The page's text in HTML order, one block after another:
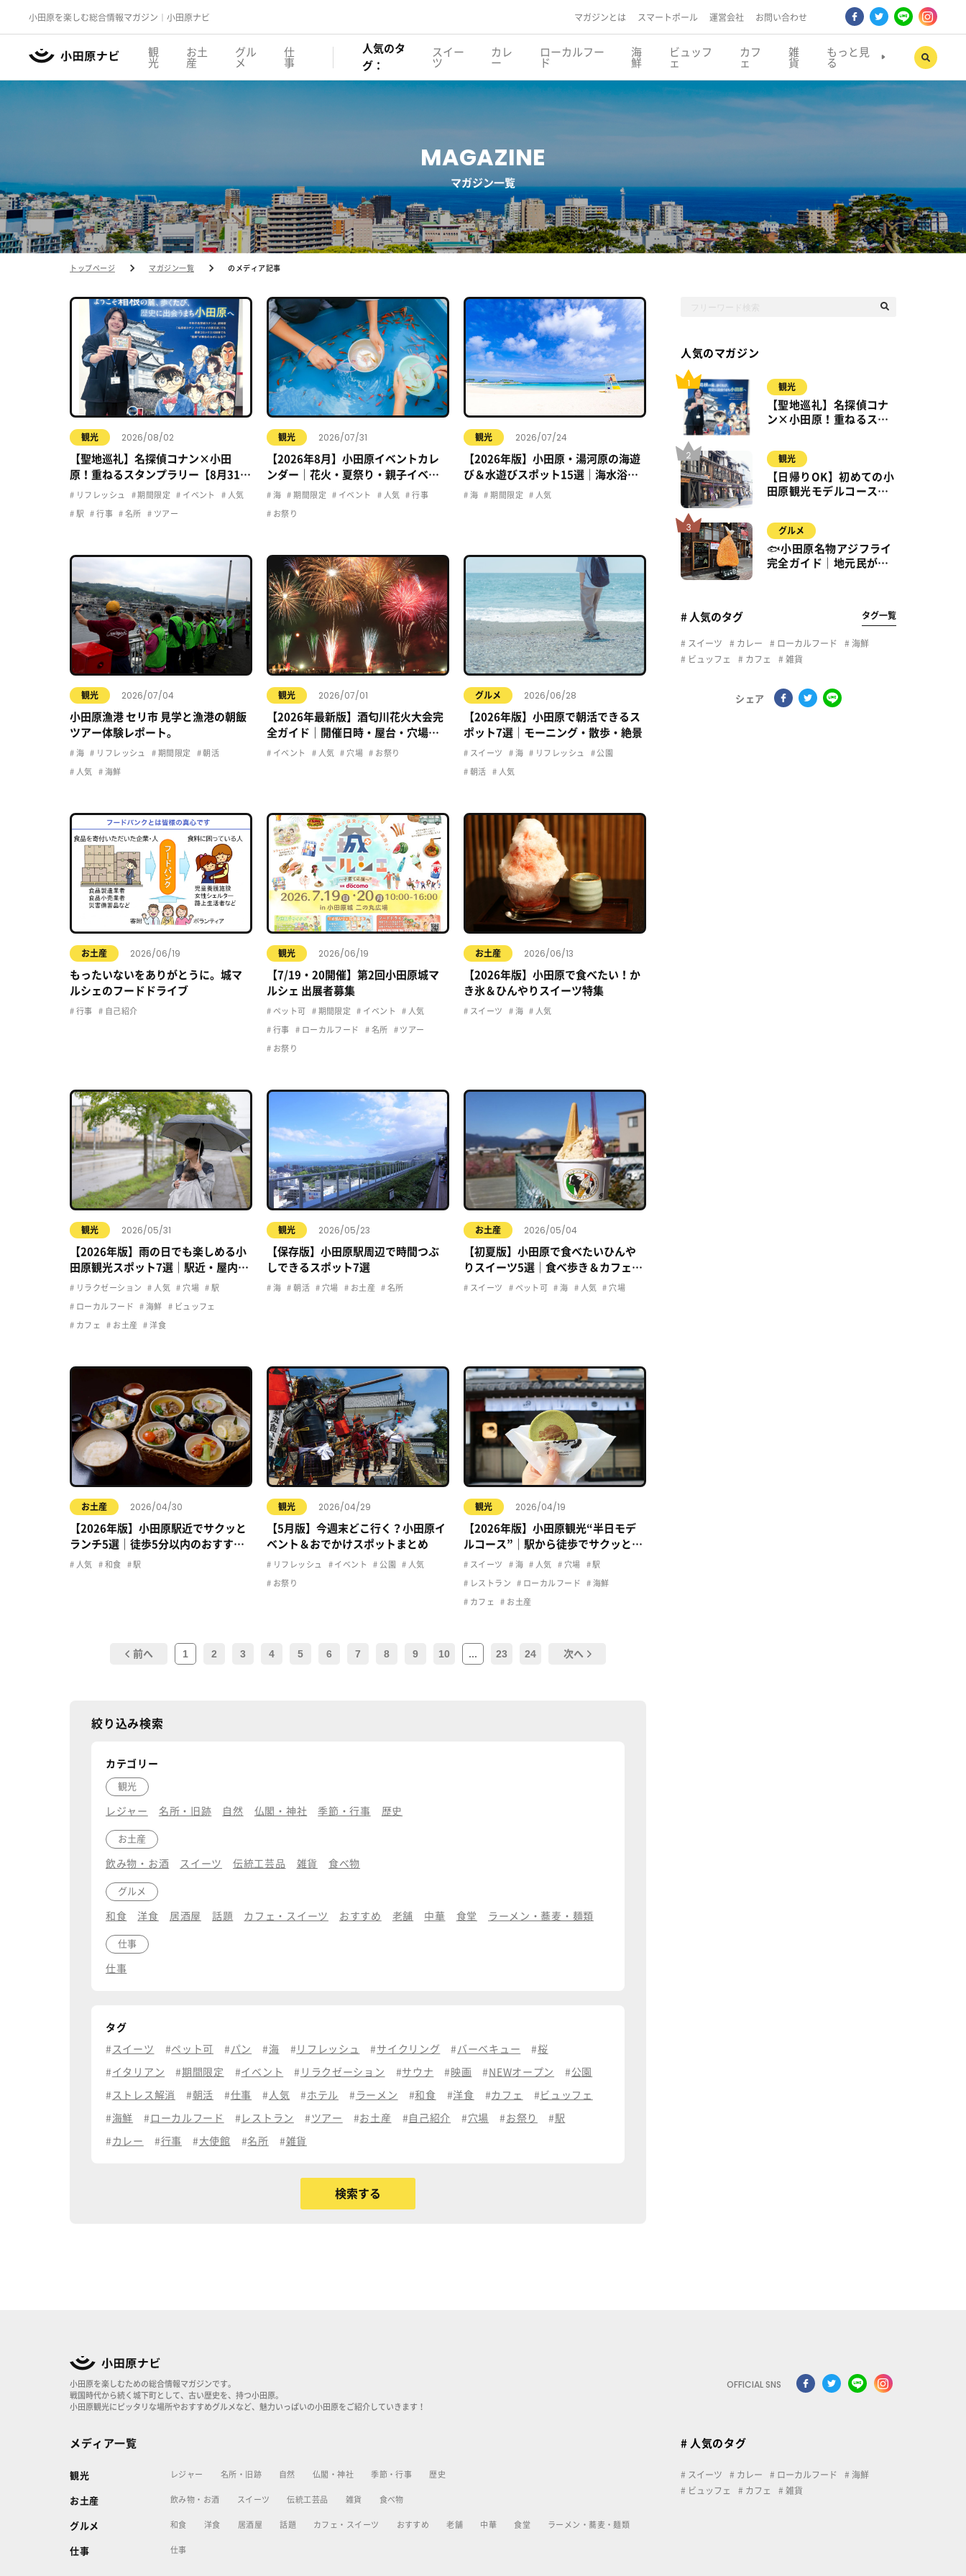
小田原を楽しむ総合情報マガジン｜小田原ナビ マガジンとは スマートポール 運営会社 お問い合わせ
観
光
お土
産
グル
メ
仕
事
人気のタ
グ：
スイー
ツ
カレ
ー
ローカルフー
ド
海
鮮
ビュッフ
ェ
カフ
ェ
雑
貨
もっと見
る
MAGAZINE
マガジン一覧
トップページ マガジン一覧 のメディア記事
観光 2026/08/02
【聖地巡礼】名探偵コナン×小田
原！重ねるスタンプラリー【8月31日
まで】小田原・箱根・湯河原
リフレッシュ 期間限定 イベント 人気
駅 行事 名所 ツアー
観光 2026/07/31
【2026年8月】小田原イベントカレ
ンダー｜花火・夏祭り・親子イベン
ト・夏休みおでかけ情報まとめ
海 期間限定 イベント 人気 行事
お祭り
観光 2026/07/24
【2026年版】小田原・湯河原の海遊
び＆水遊びスポット15選｜海水浴・
プール・子ども向け完全ガイド
海 期間限定 人気
観光 2026/07/04
小田原漁港 セリ市 見学と漁港の朝飯
ツアー体験レポート。
海 リフレッシュ 期間限定 朝活
人気 海鮮
観光 2026/07/01
【2026年最新版】酒匂川花火大会完
全ガイド｜開催日時・屋台・穴場・
駐車場・アクセス情報まとめ
イベント 人気 穴場 お祭り
グルメ 2026/06/28
【2026年版】小田原で朝活できるス
ポット7選｜モーニング・散歩・絶景
スイーツ 海 リフレッシュ 公園
朝活 人気
お土産 2026/06/19
もったいないをありがとうに。城マ
ルシェのフードドライブ
行事 自己紹介
観光 2026/06/19
【7/19・20開催】第2回小田原城マ
ルシェ 出展者募集
ペット可 期間限定 イベント 人気
行事 ローカルフード 名所 ツアー
お祭り
お土産 2026/06/13
【2026年版】小田原で食べたい！か
き氷＆ひんやりスイーツ特集
スイーツ 海 人気
観光 2026/05/31
【2026年版】雨の日でも楽しめる小
田原観光スポット7選｜駅近・屋内・
カフェで快適おでかけ
リラクゼーション 人気 穴場 駅
ローカルフード 海鮮 ビュッフェ
カフェ お土産 洋食
観光 2026/05/23
【保存版】小田原駅周辺で時間つぶ
しできるスポット7選
海 朝活 穴場 お土産 名所
お土産 2026/05/04
【初夏版】小田原で食べたいひんや
りスイーツ5選｜食べ歩き＆カフェま
とめ
スイーツ ペット可 海 人気 穴場
お土産 2026/04/30
【2026年版】小田原駅近でサクッと
ランチ5選｜徒歩5分以内のおすすめ
店まとめ
人気 和食 駅
観光 2026/04/29
【5月版】今週末どこ行く？小田原イ
ベント＆おでかけスポットまとめ
リフレッシュ イベント 公園 人気
お祭り
観光 2026/04/19
【2026年版】小田原観光“半日モデ
ルコース”｜駅から徒歩でサクッと楽
しむおすすめプラン
スイーツ 海 人気 穴場 駅
レストラン ローカルフード 海鮮
カフェ お土産
前へ 1 2 3 4 5 6 7 8 9 10 ... 23 24 次へ
絞り込み検索
カテゴリー
観光
レジャー 名所・旧跡 自然 仏閣・神社 季節・行事 歴史
お土産
飲み物・お酒 スイーツ 伝統工芸品 雑貨 食べ物
グルメ
和食 洋食 居酒屋 話題 カフェ・スイーツ おすすめ 老舗 中華 食堂 ラーメン・蕎麦・麺類
仕事
仕事
タグ
スイーツ ペット可 パン 海 リフレッシュ サイクリング バーベキュー 桜
イタリアン 期間限定 イベント リラクゼーション サウナ 映画 NEWオープン 公園
ストレス解消 朝活 仕事 人気 ホテル ラーメン 和食 洋食 カフェ ビュッフェ
海鮮 ローカルフード レストラン ツアー お土産 自己紹介 穴場 お祭り 駅
カレー 行事 大使館 名所 雑貨
人気のマガジン
観光
【聖地巡礼】名探偵コナ
ン×小田原！重ねるスタ
で】小田原・箱根・湯河
原
観光
【日帰りOK】初めての小
田原観光モデルコース｜
満喫
グルメ
🐟小田原名物アジフライ
完全ガイド｜地元民が通
# 人気のタグ タグ一覧
スイーツ カレー ローカルフード
海鮮
ビュッフェ
カフェ 雑貨
シェア
小田原を楽しむための総合情報マガジンです。
戦国時代から続く城下町として、古い歴史を、持つ小田原。
小田原観光にピッタリな場所やおすすめグルメなど、魅力いっぱいの小田原をご紹介していきます！
OFFICIAL SNS
メディア一覧
観光 レジャー 名所・旧跡 自然 仏閣・神社 季節・行事 歴史
お土産 飲み物・お酒 スイーツ 伝統工芸品 雑貨 食べ物
グルメ 和食 洋食 居酒屋 話題 カフェ・スイーツ おすすめ 老舗 中華 食堂 ラーメン・蕎麦・麺類
仕事 仕事
# 人気のタグ
スイーツ カレー ローカルフード
海鮮
ビュッフェ
カフェ 雑貨